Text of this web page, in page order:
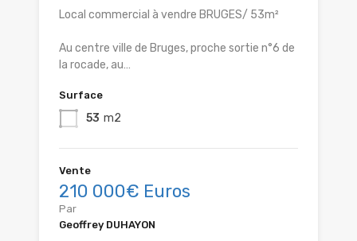
Local commercial à vendre BRUGES/ 53m²
Au centre ville de Bruges, proche sortie n°6 de
la rocade, au…
Surface
53 m2
Vente
210 000€ Euros
Par
Geoffrey DUHAYON